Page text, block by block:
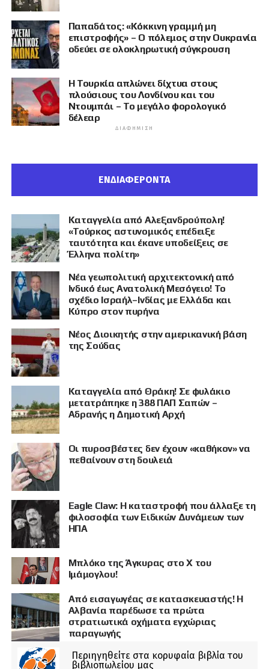
Παπαδάτος: «Κόκκινη γραμμή μη
επιστροφής» – Ο πόλεμος στην Ουκρανία
οδεύει σε ολοκληρωτική σύγκρουση
Η Τουρκία απλώνει δίχτυα στους
πλούσιους του Λονδίνου και του
Ντουμπάι – Το μεγάλο φορολογικό
δέλεαρ
ΔΙΑΦΉΜΙΣΗ
ΕΝΔΙΑΦΕΡΟΝΤΑ
Καταγγελία από Αλεξανδρούπολη!
«Τούρκος αστυνομικός επέδειξε
ταυτότητα και έκανε υποδείξεις σε
Έλληνα πολίτη»
Νέα γεωπολιτική αρχιτεκτονική από
Ινδικό έως Ανατολική Μεσόγειο! Το
σχέδιο Ισραήλ–Ινδίας με Ελλάδα και
Κύπρο στον πυρήνα
Νέος Διοικητής στην αμερικανική βάση
της Σούδας
Καταγγελία από Θράκη! Σε φυλάκιο
μετατράπηκε η 388 ΠΑΠ Σαπών –
Αδρανής η Δημοτική Αρχή
Οι πυροσβέστες δεν έχουν «καθήκον» να
πεθαίνουν στη δουλειά
Eagle Claw: Η καταστροφή που άλλαξε τη
φιλοσοφία των Ειδικών Δυνάμεων των
ΗΠΑ
Μπλόκο της Άγκυρας στο X του
Ιμάμογλου!
Από εισαγωγέας σε κατασκευαστής! Η
Αλβανία παρέδωσε τα πρώτα
στρατιωτικά οχήματα εγχώριας
παραγωγής
Περιηγηθείτε στα κορυφαία βιβλία του
βιβλιοπωλείου μας